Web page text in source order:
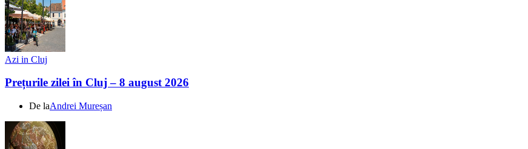
Azi in Cluj
Prețurile zilei în Cluj – 8 august 2026
De laAndrei Mureșan